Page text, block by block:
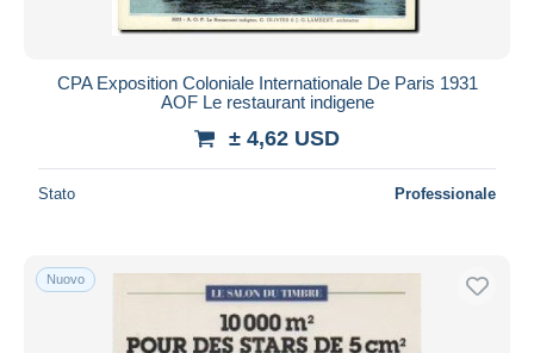
CPA Exposition Coloniale Internationale De Paris 1931
AOF Le restaurant indigene
± 4,62 USD
Stato Professionale
Nuovo